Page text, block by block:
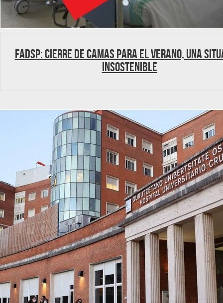
FADSP: Cierre de camas para el verano, una
insostenible